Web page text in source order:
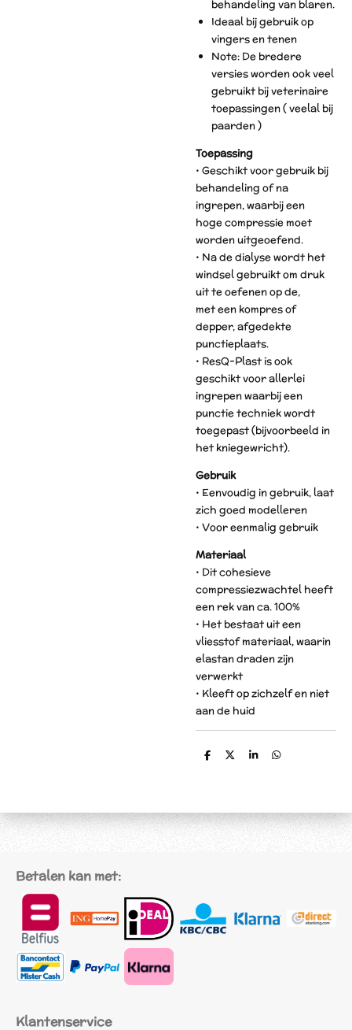
behandeling van blaren.
Ideaal bij gebruik op
vingers en tenen
Note: De bredere
versies worden ook veel
gebruikt bij veterinaire
toepassingen ( veelal bij
paarden )
Toepassing
• Geschikt voor gebruik bij
behandeling of na
ingrepen, waarbij een
hoge compressie moet
worden uitgeoefend.
• Na de dialyse wordt het
windsel gebruikt om druk
uit te oefenen op de,
met een kompres of
depper, afgedekte
punctieplaats.
• ResQ-Plast is ook
geschikt voor allerlei
ingrepen waarbij een
punctie techniek wordt
toegepast (bijvoorbeeld in
het kniegewricht).
Gebruik
• Eenvoudig in gebruik, laat
zich goed modelleren
• Voor eenmalig gebruik
Materiaal
• Dit cohesieve
compressiezwachtel heeft
een rek van ca. 100%
• Het bestaat uit een
vliesstof materiaal, waarin
elastan draden zijn
verwerkt
• Kleeft op zichzelf en niet
aan de huid
D
D
S
D
Betalen kan met:
Klantenservice